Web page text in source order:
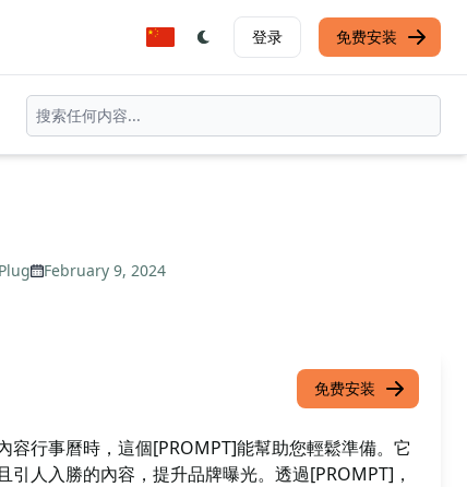
登录 免费安装
February 9, 2024
免费安装
容行事曆時，這個[PROMPT]能幫助您輕鬆準備。它
引人入勝的內容，提升品牌曝光。透過[PROMPT]，